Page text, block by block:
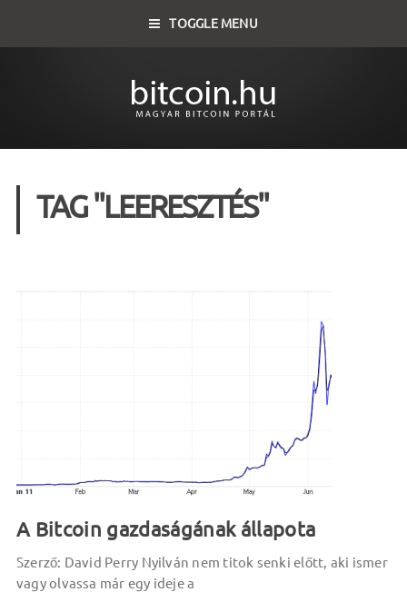
TOGGLE MENU
TAG "LEERESZTÉS"
A Bitcoin gazdaságának állapota
Szerző: David Perry Nyilván nem titok senki előtt, aki ismer
vagy olvassa már egy ideje a